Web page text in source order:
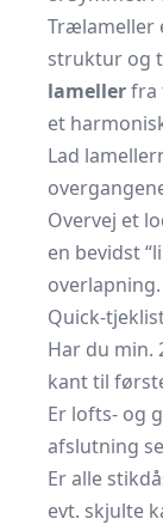
Trælameller
struktur og
lamellerfra
et
Lad
Overvej et
en bevidst
overlapning.
Quick-
Har du min.
kant til
Er lofts- og
afslutning
Er alle
evt. skjulte